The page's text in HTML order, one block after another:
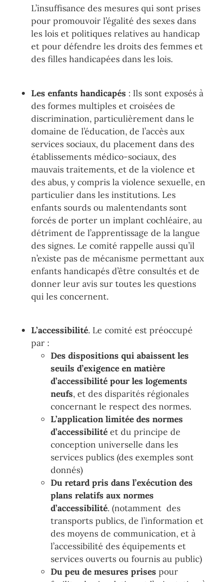
L’insuffisance des mesures qui sont prises
pour promouvoir l’égalité des sexes dans
les lois et politiques relatives au handicap
et pour défendre les droits des femmes et
des filles handicapées dans les lois.
Les enfants handicapés : Ils sont exposés à
des formes multiples et croisées de
discrimination, particulièrement dans le
domaine de l’éducation, de l’accès aux
services sociaux, du placement dans des
établissements médico-sociaux, des
mauvais traitements, et de la violence et
des abus, y compris la violence sexuelle, en
particulier dans les institutions. Les
enfants sourds ou malentendants sont
forcés de porter un implant cochléaire, au
détriment de l’apprentissage de la langue
des signes. Le comité rappelle aussi qu’il
n’existe pas de mécanisme permettant aux
enfants handicapés d’être consultés et de
donner leur avis sur toutes les questions
qui les concernent.
L’accessibilité. Le comité est préoccupé
par :
Des dispositions qui abaissent les
seuils d’exigence en matière
d’accessibilité pour les logements
neufs, et des disparités régionales
concernant le respect des normes.
L’application limitée des normes
d’accessibilité et du principe de
conception universelle dans les
services publics (des exemples sont
donnés)
Du retard pris dans l’exécution des
plans relatifs aux normes
d’accessibilité. (notamment des
transports publics, de l’information et
des moyens de communication, et à
l’accessibilité des équipements et
services ouverts ou fournis au public)
Du peu de mesures prises pour